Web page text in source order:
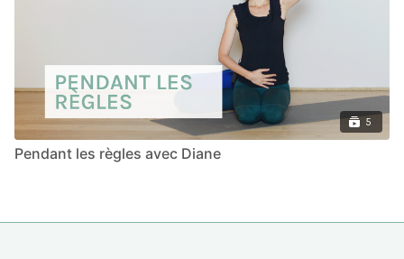
5
Pendant les règles avec Diane